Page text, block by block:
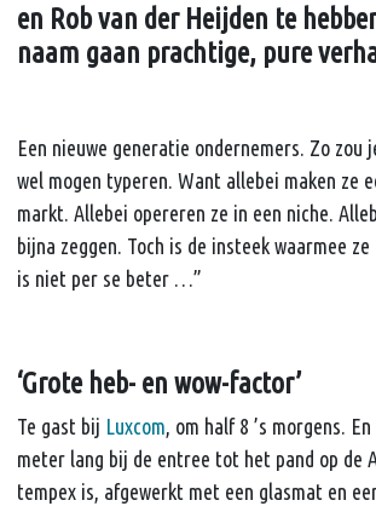
en Rob van der Heijden te
naam gaan prachtige, pure
Een nieuwe generatie ondernemers. Zo zou
wel mogen typeren. Want allebei maken ze
markt. Allebei opereren ze in een niche.
bijna zeggen. Toch is de insteek waarmee
is niet per se beter …”
‘Grote heb- en wow-factor’
Te gast bij Luxcom, om half 8 ’s morgens.
meter lang bij de entree tot het pand op de
tempex is, afgewerkt met een glasmat en